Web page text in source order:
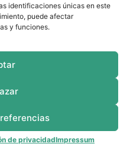
identificaciones únicas en este
puede afectar
y funciones.
de privacidadImpressum
capsicum
fresco, seco y
sulfitos